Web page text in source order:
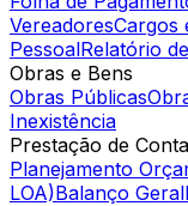
VereadoresCargos
PessoalRelatório
Obras e Bens
Obras Públicas
Inexistência
Prestação de
Planejamento
LOA)Balanço Geral